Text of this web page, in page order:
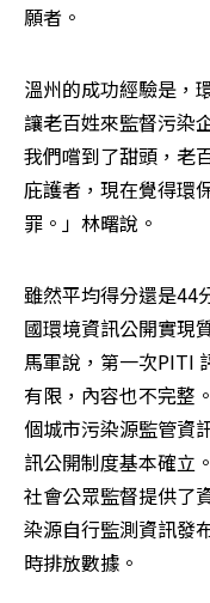
願者。
溫州的成功經驗是，
讓老百姓來監督污染
我們嚐到了甜頭，老
庇護者，現在覺得環
罪。」林曙說。
雖然平均得分還是44
國環境資訊公開實現
馬軍說，第一次PITI
有限，內容也不完整
個城市污染源監管資
訊公開制度基本確立
社會公眾監督提供了
染源自行監測資訊發
時排放數據。